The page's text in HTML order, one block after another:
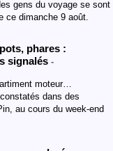
gens du voyage se sont
ce dimanche 9 août.
phares :
signalés -
moteur…
dans des
au cours du week-end